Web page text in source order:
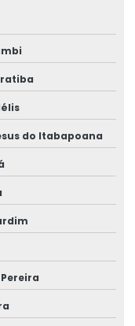
am
sc
do Itabapoana